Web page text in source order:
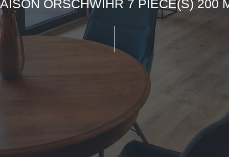
ORSCHWIHR 7 PIÈCE(S) 200